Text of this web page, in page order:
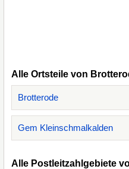
Alle Ortsteile von
Brotterode
Gem Kleinschmalkalden
Alle Postleitzahlgebiete